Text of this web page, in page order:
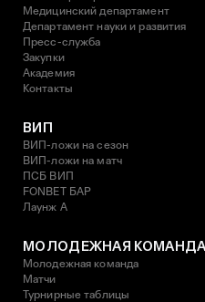
Медицинский департамент
Департамент науки и развития
Пресс-служба
Закупки
Академия
Контакты
ВИП
ВИП-ложи на сезон
ВИП-ложи на матч
ПСБ ВИП
FONBET БАР
Лаунж A
МОЛОДЕЖНАЯ
Молодежная команда
Матчи
Турнирные таблицы